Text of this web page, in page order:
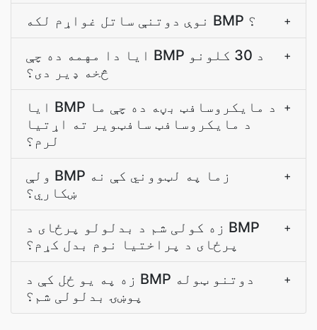
نوې دوتنې ساتل غواړم لکه BMP ؟ +
ایا دا مهمه ده چې BMP د 30 کلونو
څخه ډیر دی؟
+
ایا BMP د مایکروسافټ بڼه ده چې ما
د مایکروسافټ سافټویر ته اړتیا
لرم؟
+
ولې BMP زما په لټووني کې نه
ښکاري؟
+
زه کولی شم د بدلولو پرځای د BMP
پرځای د پراختیا نوم بدل کړم؟
+
زه په يو ځل کې د BMP دوتنو ټوله
پوښۍ بدلولی شم؟
+